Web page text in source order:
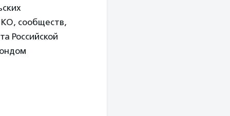
сообществ,
Российской